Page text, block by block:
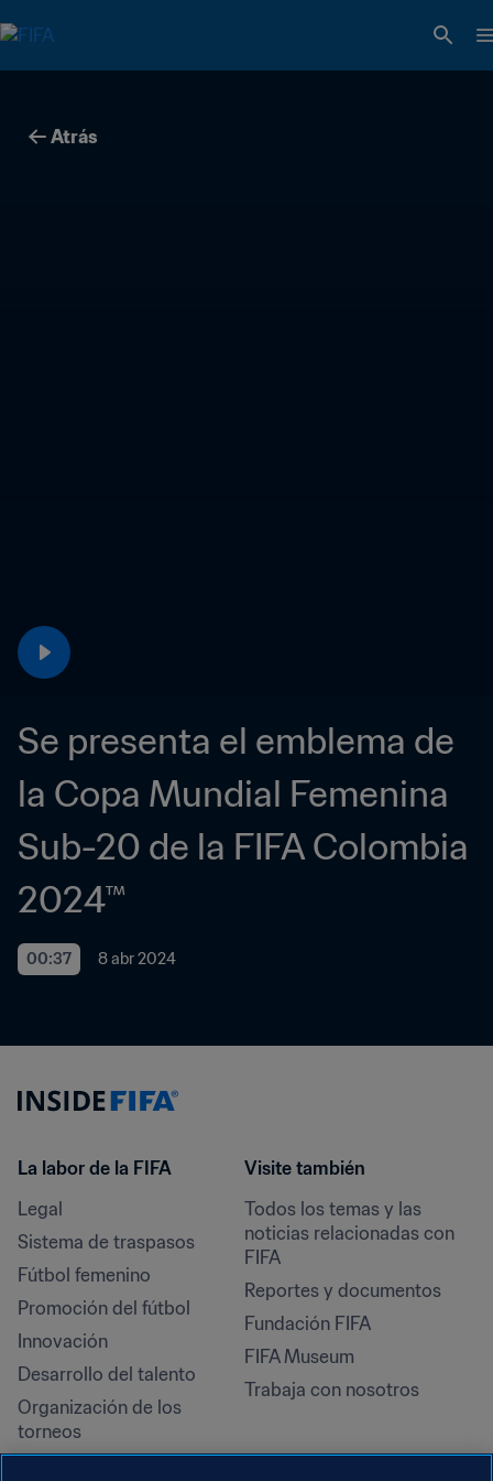
Atrás
Se presenta el emblema de
la Copa Mundial Femenina
Sub-20 de la FIFA Colombia
2024™
00:37 8 abr 2024
La labor de la FIFA
Legal
Sistema de traspasos
Fútbol femenino
Promoción del fútbol
Innovación
Desarrollo del talento
Organización de los
torneos
Visite también
Todos los temas y las
noticias relacionadas con
FIFA
Reportes y documentos
Fundación FIFA
FIFA Museum
Trabaja con nosotros